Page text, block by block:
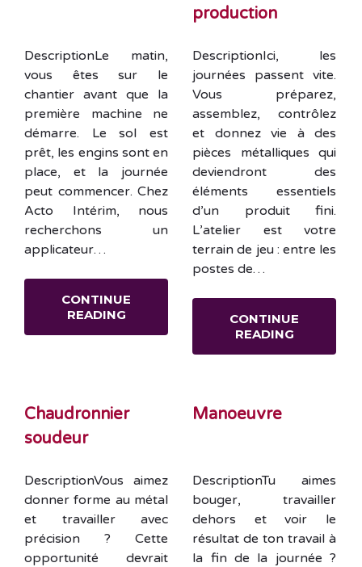
DescriptionLe matin,
vous êtes sur le
chantier avant que la
première machine ne
démarre. Le sol est
prêt, les engins sont en
place, et la journée
peut commencer. Chez
Acto Intérim, nous
recherchons un
applicateur…
CONTINUE
READING
production
DescriptionIci, les
journées passent vite.
Vous préparez,
assemblez, contrôlez
et donnez vie à des
pièces métalliques qui
deviendront des
éléments essentiels
d’un produit fini.
L’atelier est votre
terrain de jeu : entre les
postes de…
CONTINUE
READING
Chaudronnier
soudeur
DescriptionVous aimez
donner forme au métal
et travailler avec
précision ? Cette
opportunité devrait
Manoeuvre
DescriptionTu aimes
bouger, travailler
dehors et voir le
résultat de ton travail à
la fin de la journée ?